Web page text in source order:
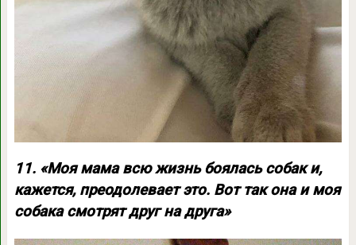
11. «Моя мама всю жизнь боялась собак и,
кажется, преодолевает это. Вот так она и моя
собака смотрят друг на друга»